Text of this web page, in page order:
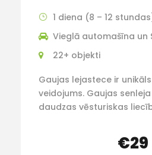
1 diena (8 – 12
Vieglā automašīna un
22+ objekti
Gaujas lejastece ir
veidojums. Gaujas
daudzas vēsturiskas
€29